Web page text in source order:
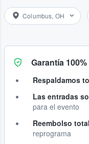
Columbus, OH
Garantía 100%
Respaldamos
Las entradas
para el evento
Reembolso
reprograma